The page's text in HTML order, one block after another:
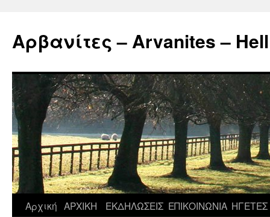
περιεχόμενο
Αρβανίτες – Arvanites –
Αρχική ΑΡΧΙΚΗ ΕΚΔΗΛΩΣΕΙΣ ΕΠΙΚΟΙΝΩΝΙΑ ΗΓΕΤΕΣ